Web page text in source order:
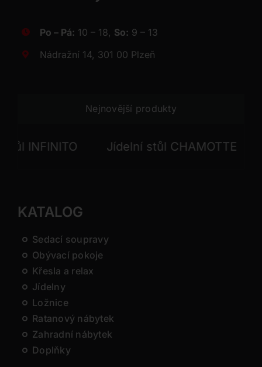
Po – Pá: 10 – 18, So: 9 – 13
Nádražní 14, 301 00 Plzeň
Nejnovější produkty
Jídelní stůl CHAMOTTE Jídelní
KATALOG
Sedací soupravy
Obývací pokoje
Křesla a relax
Jídelny
Ložnice
Ratanový nábytek
Zahradní nábytek
Doplňky